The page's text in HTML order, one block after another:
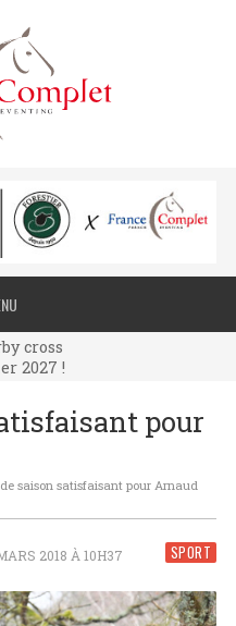
cross
2027 !
cross
2027 !
2027 !
pour
saison satisfaisant pour Arnaud
SPORT
2018 À 10H37